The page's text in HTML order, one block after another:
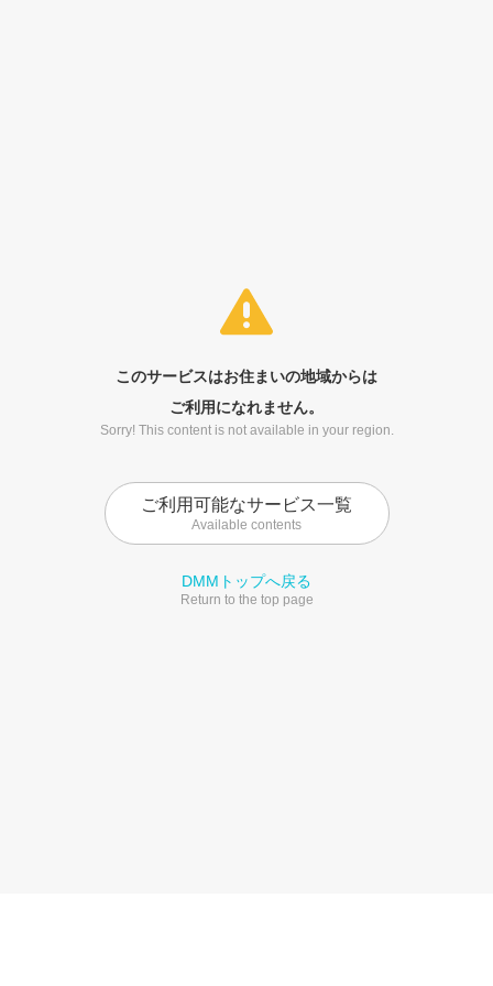
このサービスはお住まいの地域からは
ご利用になれません。
Sorry! This content is not available in your region.
ご利用可能なサービス一覧
Available contents
DMMトップへ戻る
Return to the top page